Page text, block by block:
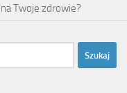
na Twoje zdrowie?